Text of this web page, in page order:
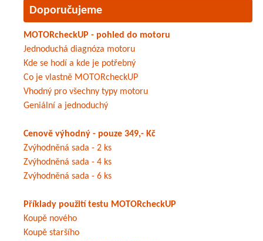
Doporučujeme
MOTORcheckUP - pohled do motoru
Jednoduchá diagnóza motoru
Kde se hodí a kde je potřebný
Co je vlastně MOTORcheckUP
Vhodný pro všechny typy motoru
Geniální a jednoduchý
Cenově výhodný - pouze 349,- Kč
Zvýhodněná sada - 2 ks
Zvýhodněná sada - 4 ks
Zvýhodněná sada - 6 ks
Příklady použití testu MOTORcheckUP
Koupě nového
Koupě staršího